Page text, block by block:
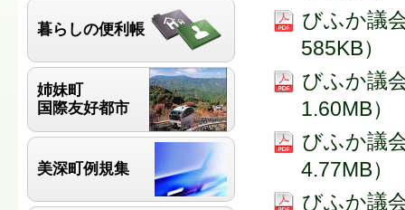
びふか議
585KB）
びふか議
1.60MB）
びふか議
4.77MB）
びふか議
暮らしの便利帳
姉妹町
国際友好都市
美深町例規集